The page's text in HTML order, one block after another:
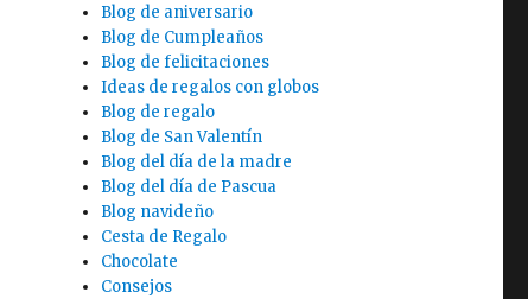
Blog de aniversario
Blog de Cumpleaños
Blog de felicitaciones
Ideas de regalos con globos
Blog de regalo
Blog de San Valentín
Blog del día de la madre
Blog del día de Pascua
Blog navideño
Cesta de Regalo
Chocolate
Consejos